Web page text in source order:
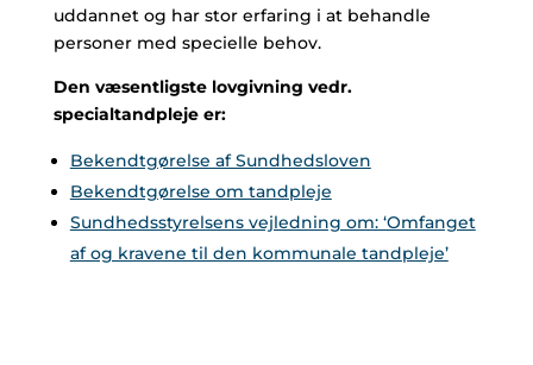
uddannet og har stor erfaring i at behandle
personer med specielle behov.
Den væsentligste lovgivning vedr.
specialtandpleje er:
Bekendtgørelse af Sundhedsloven
Bekendtgørelse om tandpleje
Sundhedsstyrelsens vejledning om: ‘Omfanget
af og kravene til den kommunale tandpleje’